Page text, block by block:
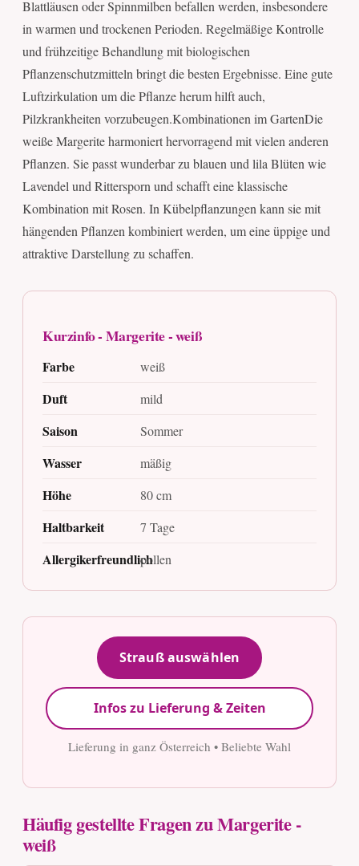
Blattläusen oder Spinnmilben befallen werden, insbesondere
in warmen und trockenen Perioden. Regelmäßige Kontrolle
und frühzeitige Behandlung mit biologischen
Pflanzenschutzmitteln bringt die besten Ergebnisse. Eine gute
Luftzirkulation um die Pflanze herum hilft auch,
Pilzkrankheiten vorzubeugen.Kombinationen im GartenDie
weiße Margerite harmoniert hervorragend mit vielen anderen
Pflanzen. Sie passt wunderbar zu blauen und lila Blüten wie
Lavendel und Rittersporn und schafft eine klassische
Kombination mit Rosen. In Kübelpflanzungen kann sie mit
hängenden Pflanzen kombiniert werden, um eine üppige und
attraktive Darstellung zu schaffen.
Kurzinfo - Margerite - weiß
Farbe weiß
Duft mild
Saison Sommer
Wasser mäßig
Höhe 80 cm
Haltbarkeit 7 Tage
Allergikerfreundlichpollen
Strauß auswählen
Infos zu Lieferung & Zeiten
Lieferung in ganz Österreich • Beliebte Wahl
Häufig gestellte Fragen zu Margerite -
weiß